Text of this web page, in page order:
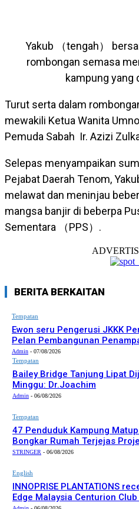
Yakub （tengah）
rombongan semasa
kampung yang
Turut serta dalam
mewakili Ketua Wanita
Pemuda Sabah Ir. Azizi
Selepas menyampaikan
Pejabat Daerah Tenom,
melawat dan meninjau
mangsa banjir di beberpa
Sementara （PPS）.
BERITA BERKAITAN
Tempatan
Ewon seru Pengerusi JKKK
Pelan Pembangunan
Admin - 07/08/2026
Tempatan
Bailey Bridge Tanjung Lipat
Minggu: Dr.Joachim
Admin - 06/08/2026
Tempatan
47 Penduduk Kampung
Bongkar Rumah Terjejas
STRINGER - 06/08/2026
English
INNOPRISE PLANTATIONS
Edge Malaysia Centurion